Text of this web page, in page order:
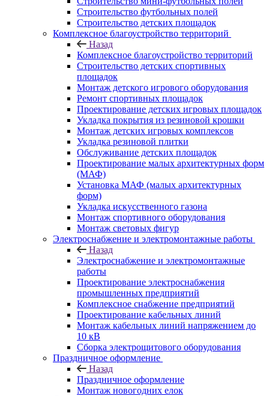
Строительство футбольных полей
Строительство детских площадок
Комплексное благоустройство территорий
Назад
Комплексное благоустройство территорий
Строительство детских спортивных
площадок
Монтаж детского игрового оборудования
Ремонт спортивных площадок
Проектирование детских игровых площадок
Укладка покрытия из резиновой крошки
Монтаж детских игровых комплексов
Укладка резиновой плитки
Обслуживание детских площадок
Проектирование малых архитектурных форм
(МАФ)
Установка МАФ (малых архитектурных
форм)
Укладка искусственного газона
Монтаж спортивного оборудования
Монтаж световых фигур
Электроснабжение и электромонтажные работы
Назад
Электроснабжение и электромонтажные
работы
Проектирование электроснабжения
промышленных предприятий
Комплексное снабжение предприятий
Проектирование кабельных линий
Монтаж кабельных линий напряжением до
10 кВ
Сборка электрощитового оборудования
Праздничное оформление
Назад
Праздничное оформление
Монтаж новогодних елок